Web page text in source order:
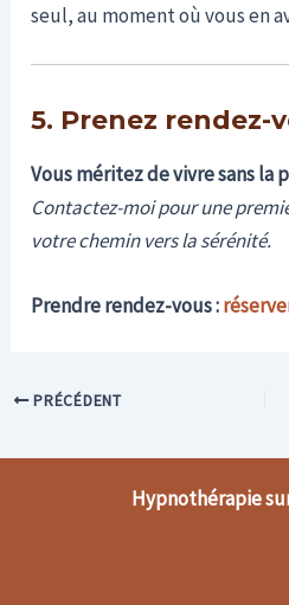
seul, au moment où vous en
5. Prenez rendez-
Vous méritez de vivre sans la
Contactez-moi pour une
votre chemin vers la sérénité.
Prendre rendez-vous :
PRÉCÉDENT
Hypnothérapie